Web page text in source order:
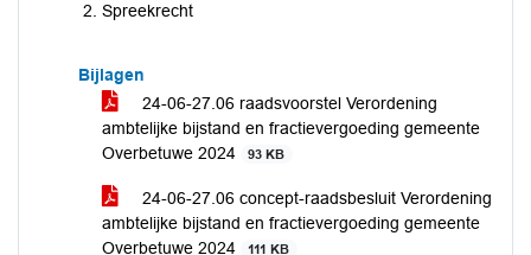
Spreekrecht
Bijlagen
24-06-27.06 raadsvoorstel Verordening
ambtelijke bijstand en fractievergoeding gemeente
Overbetuwe 2024
93 KB
24-06-27.06 concept-raadsbesluit Verordening
ambtelijke bijstand en fractievergoeding gemeente
Overbetuwe 2024
111 KB